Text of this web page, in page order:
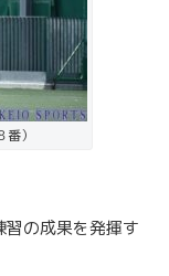
）
の成果を発揮す